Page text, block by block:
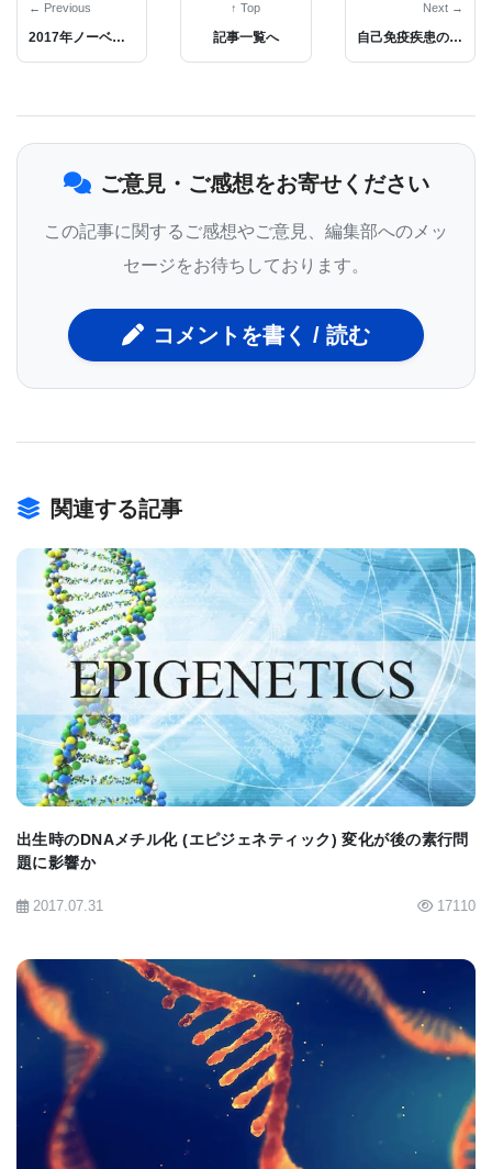
時々ある｡その複雑さを理解すれば､遺伝疾患の治療
への手がかりが得られるのではないか｡そういう遺伝
に､耳穴を覆うような耳殻や突き出した耳たぶなど､
独特の顔貌を特徴とするものがある｣と述べている｡
この研究は､イギリスと中国の研究者の国際的な共同
作業で行われ､アメリカの個人遺伝学企業､23andMe
PittのDepartments of Oral Biology and Human
Geneticsの准教授を務めるSeth M. Weinberg, PhD
サンプルが得られただけでなく､異なる民族間の参加
げられる｣と述べている｡AJHGオープンアクセス論
文として掲載されたこの研究は､｢Multiethnic GWAS
Reveals Polygenic Architecture of Earlobe
Attachment (多民族ゲノムワイド関連解析研究で耳
たぶ密着度の多遺伝子構造解明)｣と題されている｡
人の顔貌の特徴を決める遺伝学的要素の研究の一環
として行われているこの耳たぶの研究は､大人数を対
象とした研究では広い範囲で調べることができるが､
その大きさのため､もっと対象を絞って被験者の情報
を深く掘り下げることが難しくなる｡いったいどちら
光を当てており､この耳たぶの研究ではPittの研究チ
ームは､その両方を成し遂げている｡
研究チームは､まず､1万人弱の被験者を対象に遺伝学
的データを得ると同時に耳たぶが密着型か分離型か､
← Previous
2017年ノーベル生理学医学賞は､概日リズムを制御する分子の発見に授与
↑ Top
記事一覧へ
Next →
自己免疫疾患の発見から新薬開発へ：TLR8阻害低分子を合成
ご意見・ご感想をお寄せください
この記事に関するご感想やご意見、編集部へのメッ
セージをお待ちしております。
コメントを書く / 読む
関連する記事
BIOMARKET JP
出生時のDNAメチル化 (エピジェネティック) 変化が後の素行問
題に影響か
2017.07.31 17110
BIOMARKET JP